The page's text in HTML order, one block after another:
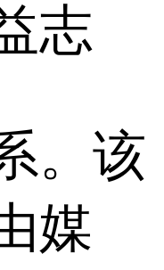
志
。该
媒